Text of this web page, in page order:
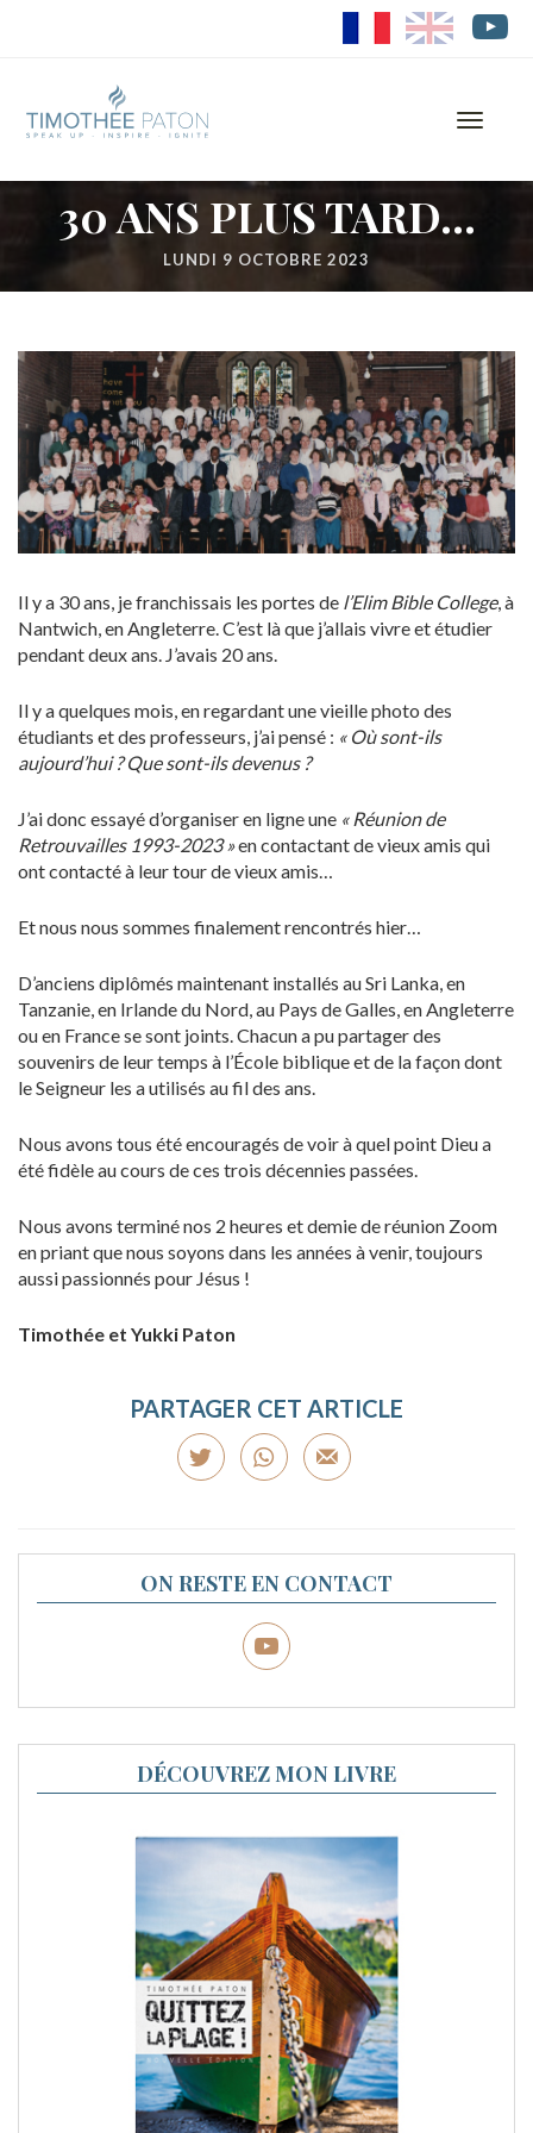
EN
Toggle
30 ANS PLUS TARD…
LUNDI 9 OCTOBRE 2023
Il y a 30 ans, je franchissais les portes de l’Elim Bible College, à
Nantwich, en Angleterre. C’est là que j’allais vivre et étudier
pendant deux ans. J’avais 20 ans.
Il y a quelques mois, en regardant une vieille photo des
étudiants et des professeurs, j’ai pensé : « Où sont-ils
aujourd’hui ? Que sont-ils devenus ?
J’ai donc essayé d’organiser en ligne une « Réunion de
Retrouvailles 1993-2023 »en contactant de vieux amis qui
ont contacté à leur tour de vieux amis…
Et nous nous sommes finalement rencontrés hier…
D’anciens diplômés maintenant installés au Sri Lanka, en
Tanzanie, en Irlande du Nord, au Pays de Galles, en Angleterre
ou en France se sont joints. Chacun a pu partager des
souvenirs de leur temps à l’École biblique et de la façon dont
le Seigneur les a utilisés au fil des ans.
Nous avons tous été encouragés de voir à quel point Dieu a
été fidèle au cours de ces trois décennies passées.
Nous avons terminé nos 2 heures et demie de réunion Zoom
en priant que nous soyons dans les années à venir, toujours
aussi passionnés pour Jésus !
Timothée et Yukki Paton
PARTAGER CET ARTICLE
ON RESTE EN CONTACT
DÉCOUVREZ MON LIVRE